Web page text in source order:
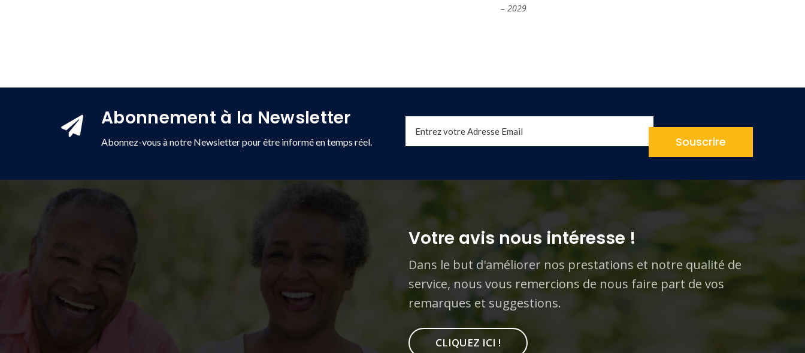
– 2029
Abonnement à la Newsletter
Abonnez-vous à notre Newsletter pour être informé en temps réel. Souscrire
Votre avis nous intéresse !
Dans le but d'améliorer nos prestations et notre qualité de
service, nous vous remercions de nous faire part de vos
remarques et suggestions.
CLIQUEZ ICI !